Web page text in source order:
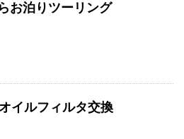
お泊りツーリング
イルフィルタ交換